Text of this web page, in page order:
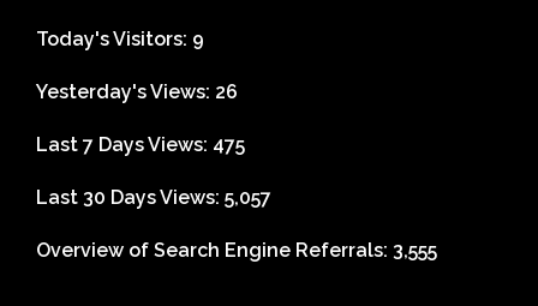
Today's Visitors: 9
Yesterday's Views: 26
Last 7 Days Views: 475
Last 30 Days Views: 5,057
Overview of Search Engine Referrals: 3,555